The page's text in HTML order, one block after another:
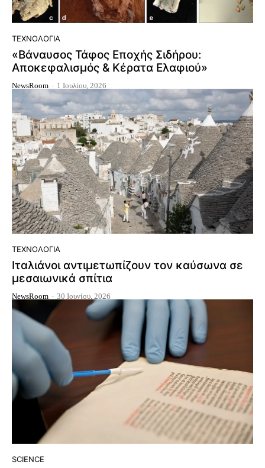
ΤΕΧΝΟΛΟΓΊΑ
«Βάναυσος Τάφος Εποχής Σιδήρου:
Αποκεφαλισμός & Κέρατα Ελαφιού»
NewsRoom - 1 Ιουλίου, 2026
ΤΕΧΝΟΛΟΓΊΑ
Ιταλιάνοι αντιμετωπίζουν τον καύσωνα σε
μεσαιωνικά σπίτια
NewsRoom - 30 Ιουνίου, 2026
SCIENCE